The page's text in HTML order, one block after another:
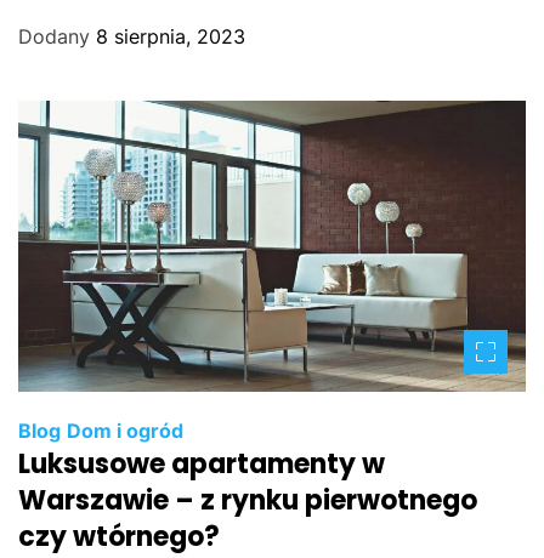
Dodany 8 sierpnia, 2023
Blog Dom i ogród
Luksusowe apartamenty w
Warszawie – z rynku pierwotnego
czy wtórnego?